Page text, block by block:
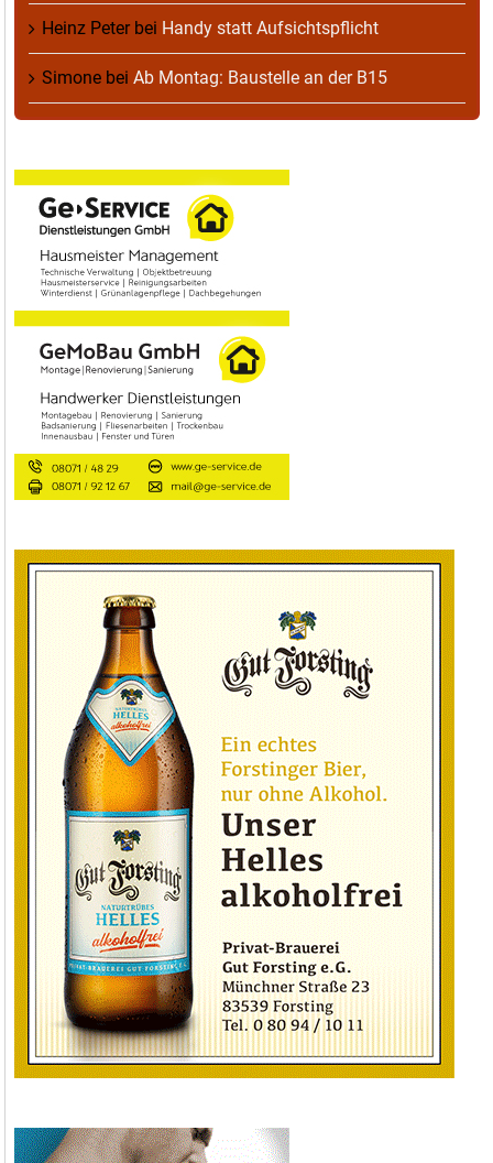
Heinz Peterbei Handy statt Aufsichtspflicht
Simone bei Ab Montag: Baustelle an der B15